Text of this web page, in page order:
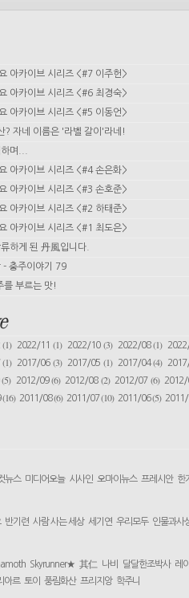
아카이브 시리즈 <#7 이주헌>
아카이브 시리즈 <#6 최경숙>
아카이브 시리즈 <#5 이동언>
? 자네 이름은 '라벨 갈이'라네!
며...
아카이브 시리즈 <#4 손은화>
아카이브 시리즈 <#3 손호준>
아카이브 시리즈 <#2 하태준>
아카이브 시리즈 <#1 최도은>
하게 된 丹風입니다.
- 충주이야기 79
를 부르는 맛!
(1) 2022/11(1) 2022/10 (3) 2022/08(1)
(1) 2017/06(3) 2017/05 (1) 2017/04(4)
(5) 2012/09(6) 2012/08 (2) 2012/07 (6)
(16) 2011/08(6) 2011/07(10) 2011/06(5)
뉴스 미디어오늘 시사인 오마이뉴스 프레시안 한
반기련 사람 사는 세상 세기연 우리모두 인물과사
Skyrunner★ 其仁 나비 달달한조박사 레
아르 토이 풍림화산 프리지앙 학주니